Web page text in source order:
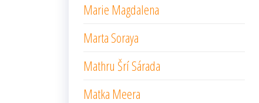
Marie Magdalena
Marta Soraya
Mathru Šrí Sárada
Matka Meera